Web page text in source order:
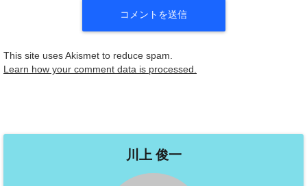
This site uses Akismet to reduce spam.
Learn how your comment data is processed.
川上 俊一